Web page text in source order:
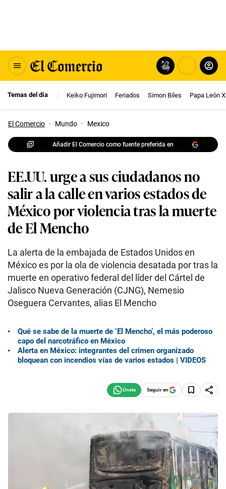
Temas del día Keiko Fujimori Feriados Simon Biles Papa León
El Comercio · Mundo · Mexico
Añadir El Comercio como fuente preferida en
EE.UU. urge a sus ciudadanos no
salir a la calle en varios estados de
México por violencia tras la muerte
de El Mencho
La alerta de la embajada de Estados Unidos en
México es por la ola de violencia desatada por tras la
muerte en operativo federal del líder del Cártel de
Jalisco Nueva Generación (CJNG), Nemesio
Oseguera Cervantes, alias El Mencho
Qué se sabe de la muerte de ‘El Mencho’, el más poderoso
capo del narcotráfico en México
Alerta en México: integrantes del crimen organizado
bloquean con incendios vías de varios estados | VIDEOS
Seguir en